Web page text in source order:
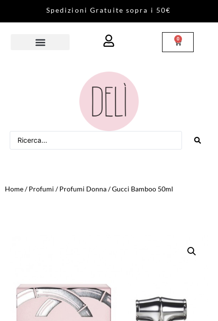
Sped izi on i Gratu ite sopra i 50€
0
Home/Profumi /Profumi Donna/ Gucci Bamboo 50ml